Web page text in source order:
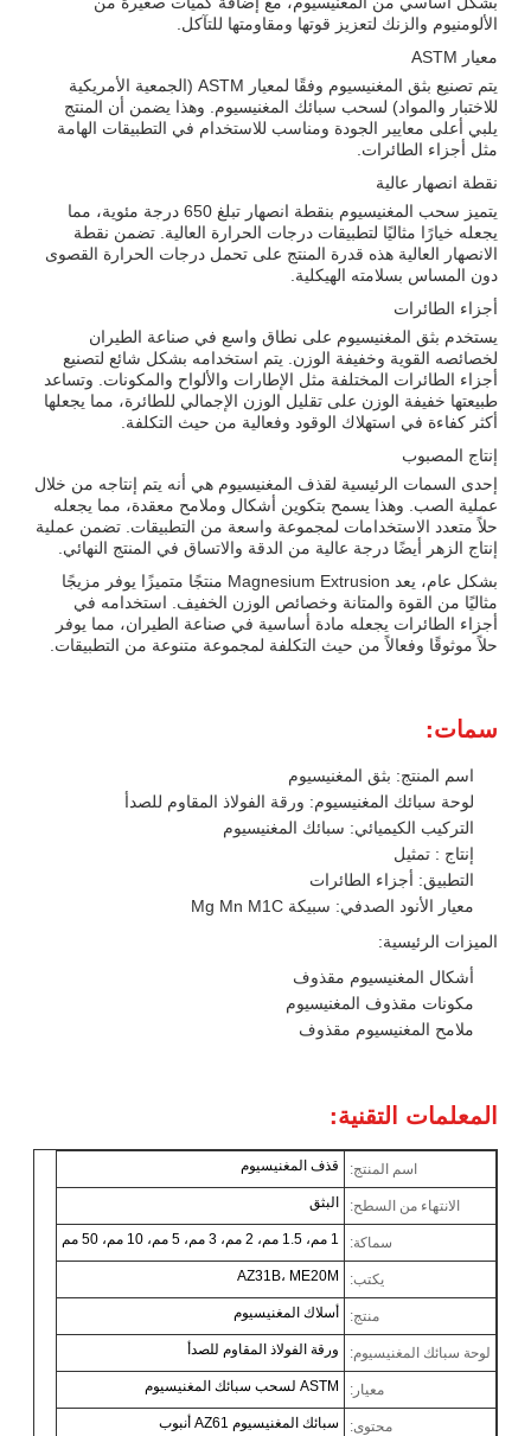
الألومنيوم والزنك لتعزيز قوتها ومقاومتها للتآكل.
معيار ASTM
يتم تصنيع بثق المغنيسيوم وفقًا لمعيار ASTM (الجمعية الأمريكية
للاختبار والمواد) لسحب سبائك المغنيسيوم. وهذا يضمن أن المنتج
يلبي أعلى معايير الجودة ومناسب للاستخدام في التطبيقات الهامة
مثل أجزاء الطائرات.
نقطة انصهار عالية
يتميز سحب المغنيسيوم بنقطة انصهار تبلغ 650 درجة مئوية، مما
يجعله خيارًا مثاليًا لتطبيقات درجات الحرارة العالية. تضمن نقطة
الانصهار العالية هذه قدرة المنتج على تحمل درجات الحرارة القصوى
دون المساس بسلامته الهيكلية.
أجزاء الطائرات
يستخدم بثق المغنيسيوم على نطاق واسع في صناعة الطيران
لخصائصه القوية وخفيفة الوزن. يتم استخدامه بشكل شائع لتصنيع
أجزاء الطائرات المختلفة مثل الإطارات والألواح والمكونات. وتساعد
طبيعتها خفيفة الوزن على تقليل الوزن الإجمالي للطائرة، مما يجعلها
أكثر كفاءة في استهلاك الوقود وفعالية من حيث التكلفة.
إنتاج المصبوب
إحدى السمات الرئيسية لقذف المغنيسيوم هي أنه يتم إنتاجه من خلال
عملية الصب. وهذا يسمح بتكوين أشكال وملامح معقدة، مما يجعله
حلاً متعدد الاستخدامات لمجموعة واسعة من التطبيقات. تضمن عملية
إنتاج الزهر أيضًا درجة عالية من الدقة والاتساق في المنتج النهائي.
بشكل عام، يعد Magnesium Extrusion منتجًا متميزًا يوفر مزيجًا
مثاليًا من القوة والمتانة وخصائص الوزن الخفيف. استخدامه في
أجزاء الطائرات يجعله مادة أساسية في صناعة الطيران، مما يوفر
حلاً موثوقًا وفعالاً من حيث التكلفة لمجموعة متنوعة من التطبيقات.
سمات:
اسم المنتج: بثق المغنيسيوم
لوحة سبائك المغنيسيوم: ورقة الفولاذ المقاوم للصدأ
التركيب الكيميائي: سبائك المغنيسيوم
إنتاج : تمثيل
التطبيق: أجزاء الطائرات
معيار الأنود الصدفي: سبيكة Mg Mn M1C
الميزات الرئيسية:
أشكال المغنيسيوم مقذوف
مكونات مقذوف المغنيسيوم
ملامح المغنيسيوم مقذوف
المعلمات التقنية:
اسم المنتج: قذف المغنيسيوم
الانتهاء من السطح: البثق
سماكة: 1 مم، 1.5 مم، 2 مم، 3 مم، 5 مم، 10 مم، 50 مم
يكتب: AZ31B، ME20M
منتج: أسلاك المغنيسيوم
لوحة سبائك المغنيسيوم: ورقة الفولاذ المقاوم للصدأ
معيار: ASTM لسحب سبائك المغنيسيوم
محتوى: سبائك المغنيسيوم AZ61 أنبوب